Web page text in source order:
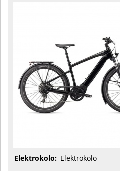
Elektrokolo: Elektrokolo